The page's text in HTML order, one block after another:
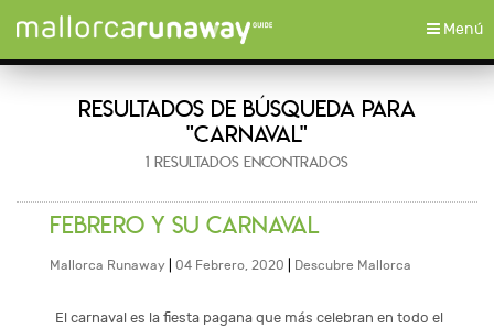
Toggle
Menú
RESULTADOS DE BÚSQUEDA PARA
"CARNAVAL"
1 RESULTADOS ENCONTRADOS
FEBRERO Y SU CARNAVAL
Mallorca Runaway 04 Febrero, 2020 Descubre Mallorca
El carnaval es la fiesta pagana que más celebran en todo el